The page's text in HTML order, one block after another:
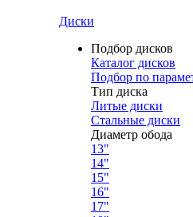
Диски
Подбор дисков
Каталог дисков
Подбор по
Тип диска
Литые диски
Стальные диски
Диаметр обода
13"
14"
15"
16"
17"